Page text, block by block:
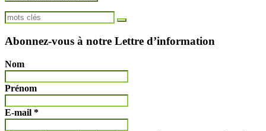
Abonnez-vous à notre Lettre d’information
Nom
Prénom
E-mail *